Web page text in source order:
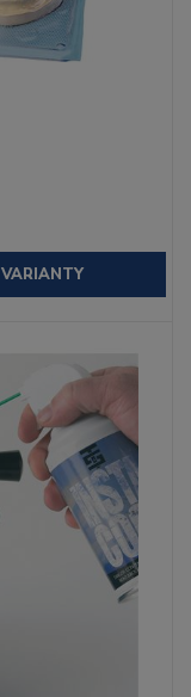
VARIANTY